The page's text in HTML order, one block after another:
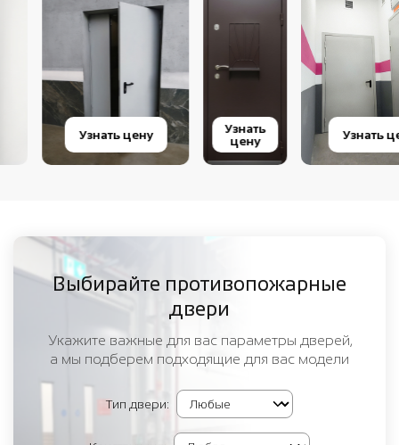
Узнать цену
Узнать
Узнать цену
Выбирайте противопожарные
двери
Укажите важные для вас параметры дверей,
а мы подберем подходящие для вас модели
Тип двери: